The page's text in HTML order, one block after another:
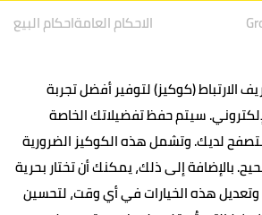
الاحكام العامةاحكام البيع
الارتباط (كوكيز) لتوفير أفضل تجربة
سيتم حفظ تفضيلاتك الخاصة
لديك. وتشمل هذه الكوكيز الضرورية
بالإضافة إلى ذلك، يمكنك أن تختار بحرية
هذه الخيارات في أي وقت، لتحسين